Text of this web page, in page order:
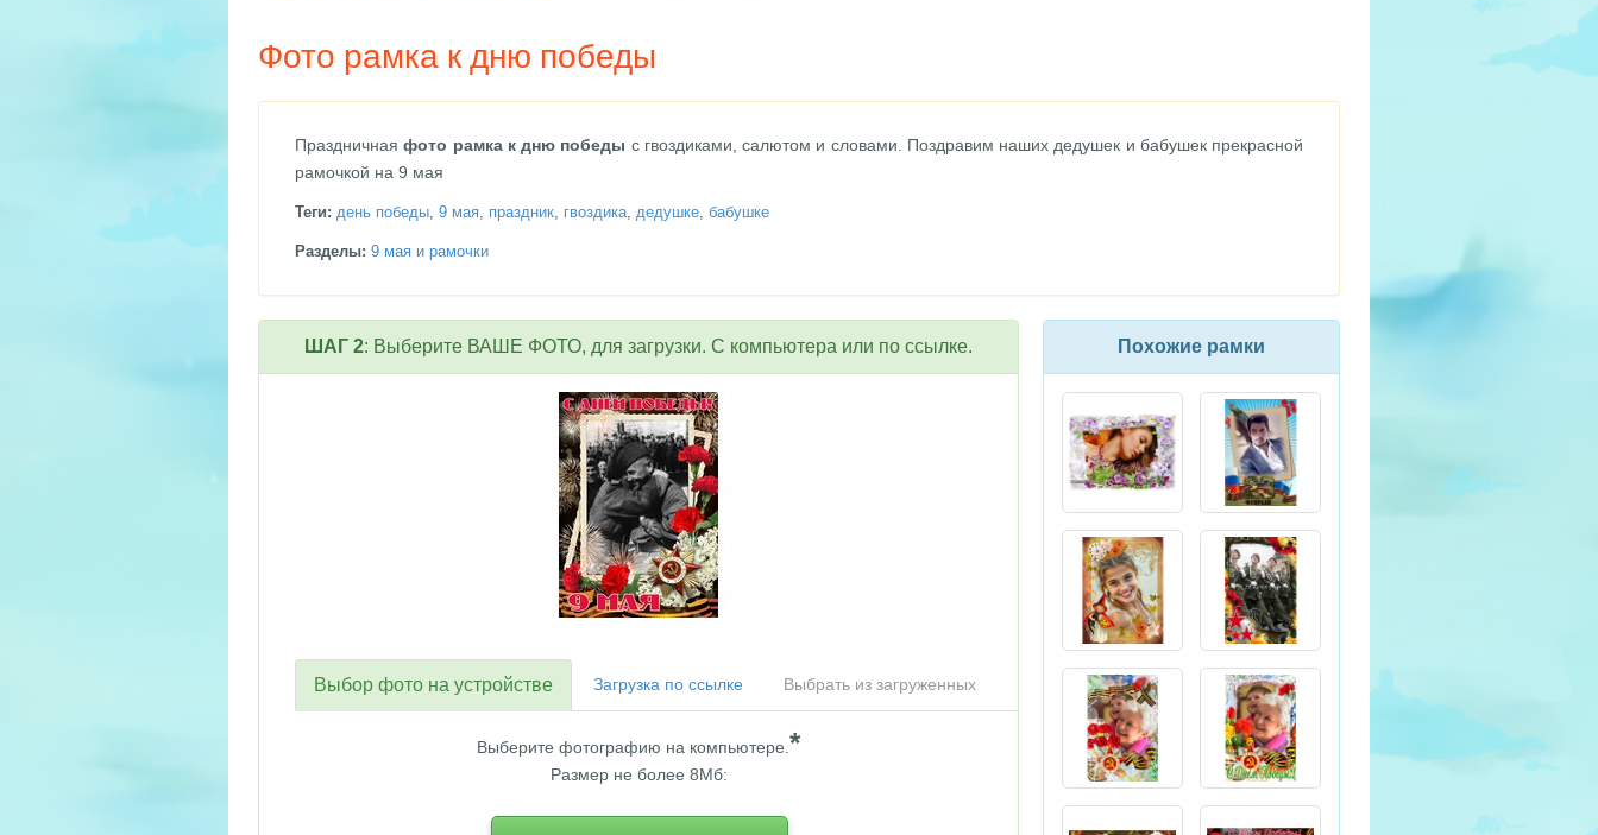
Фото рамка к дню победы
Праздничнаяфото рамка к дню победы с гвоздиками, салютом и словами. Поздравим наших дедушек и бабушек прекрасной
рамочкой на 9 мая
Теги: день победы, 9 мая, праздник, гвоздика, дедушке, бабушке
Разделы: 9 мая и рамочки
Похожие рамки
ШАГ 2: Выберите ВАШЕ ФОТО, для загрузки. С компьютера или по ссылке.
Выбор фото на устройстве Загрузка по ссылке Выбрать из загруженных
Выберите фотографию на компьютере. *
Размер не более 8Мб: